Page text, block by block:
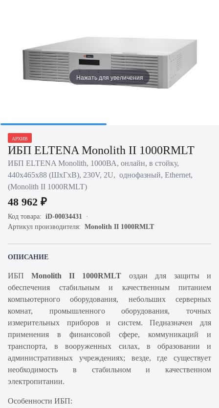
Нажать для увеличения
АРХИВ
ИБП ELTENA Monolith II 1000RMLT
ИБП ELTENA Monolith, 1000ВА, онлайн, в стойку,
440х465х88 (ШхГхВ), 230V, 2U, однофазный, Ethernet,
(Monolith II 1000RMLT)
48 962 ₽
Код товара: iD-00034431
Артикул производителя: Monolith II 1000RMLT
ОПИСАНИЕ
ИБП Monolith II 1000RMLT оздан для защиты и
обеспечения стабильным и качественным питанием
компьютерного оборудования, небольших серверных
комнат, промышленного оборудования, точных
измерительных приборов и систем. Педназначен для
применения в финансовой сфере, коммуникаций и
транспорта, в вооруженных силах, в образовании и
административных учреждениях; везде, где существует
необходимость в стабильном и качественном
электропитании.
Особенности ИБП: